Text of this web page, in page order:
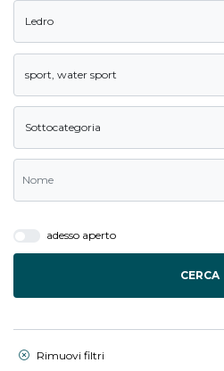
Ledro
sport water sport
Sottocategoria
adesso aperto
CERCA
Rimuovi filtri